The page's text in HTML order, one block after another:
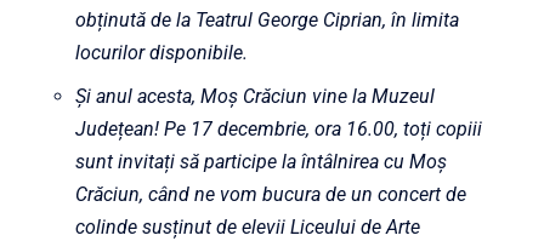
obținută de la Teatrul George Ciprian, în limita
locurilor disponibile.
Și anul acesta, Moș Crăciun vine la Muzeul
Județean! Pe 17 decembrie, ora 16.00, toți copiii
sunt invitați să participe la întâlnirea cu Moș
Crăciun, când ne vom bucura de un concert de
colinde susținut de elevii Liceului de Arte